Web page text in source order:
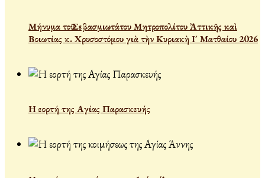
Μήνυμα τοῦ Σεβασμιωτάτου Μητροπολίτου Ἀττικῆς καὶ
Βοιωτίας κ. Χρυσοστόμου γιὰ τὴν Κυριακὴ Ι´ Ματθαίου 2026
Η εορτή της Αγίας Παρασκευής